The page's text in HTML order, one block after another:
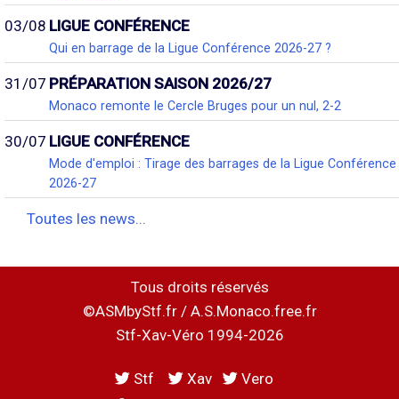
03/08 LIGUE CONFÉRENCE
Qui en barrage de la Ligue Conférence 2026-27 ?
31/07 PRÉPARATION SAISON 2026/27
Monaco remonte le Cercle Bruges pour un nul, 2-2
30/07 LIGUE CONFÉRENCE
Mode d'emploi : Tirage des barrages de la Ligue Conférence
2026-27
Toutes les news...
Tous droits réservés
©ASMbyStf.fr / A.S.Monaco.free.fr
Stf-Xav-Véro 1994-2026
Stf Xav
Vero